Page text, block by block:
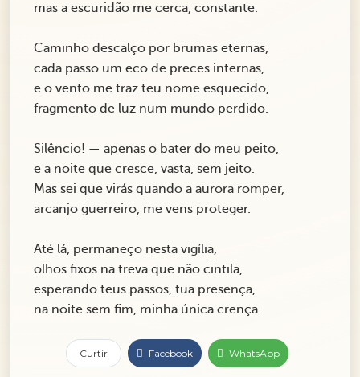
mas a escuridão me cerca, constante.
Caminho descalço por brumas eternas,
cada passo um eco de preces internas,
e o vento me traz teu nome esquecido,
fragmento de luz num mundo perdido.
Silêncio! — apenas o bater do meu peito,
e a noite que cresce, vasta, sem jeito.
Mas sei que virás quando a aurora romper,
arcanjo guerreiro, me vens proteger.
Até lá, permaneço nesta vigília,
olhos fixos na treva que não cintila,
esperando teus passos, tua presença,
na noite sem fim, minha única crença.
Curtir Facebook WhatsApp